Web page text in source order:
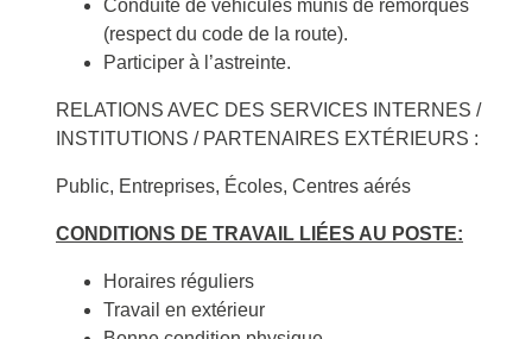
Conduite de véhicules munis de remorques
(respect du code de la route).
Participer à l’astreinte.
RELATIONS AVEC DES SERVICES INTERNES /
INSTITUTIONS / PARTENAIRES EXTÉRIEURS :
Public, Entreprises, Écoles, Centres aérés
CONDITIONS DE TRAVAIL LIÉES AU POSTE:
Horaires réguliers
Travail en extérieur